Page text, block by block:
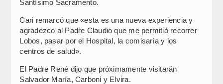
Santísimo Sacramento.
Cari remarcó que «esta es una nueva experiencia y
agradezco al Padre Claudio que me permitió recorrer
Lobos, pasar por el Hospital, la comisaría y los
centros de salud».
El Padre René dijo que próximamente visitarán
Salvador María, Carboni y Elvira.